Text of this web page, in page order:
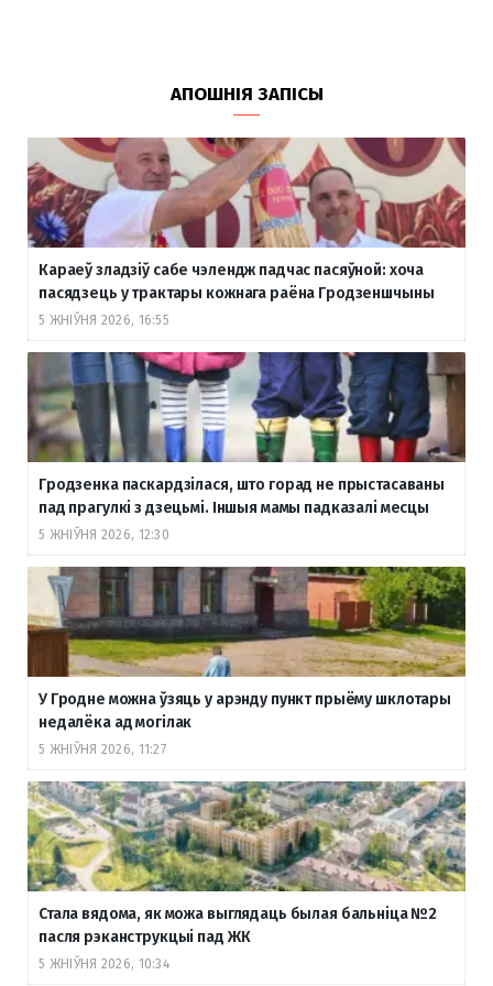
АПОШНІЯ ЗАПІСЫ
Караеў зладзіў сабе чэлендж падчас пасяўной: хоча
пасядзець у трактары кожнага раёна Гродзеншчыны
5 ЖНІЎНЯ 2026, 16:55
Гродзенка паскардзілася, што горад не прыстасаваны
пад прагулкі з дзецьмі. Іншыя мамы падказалі месцы
5 ЖНІЎНЯ 2026, 12:30
У Гродне можна ўзяць у арэнду пункт прыёму шклотары
недалёка ад могілак
5 ЖНІЎНЯ 2026, 11:27
Стала вядома, як можа выглядаць былая бальніца №2
пасля рэканструкцыі пад ЖК
5 ЖНІЎНЯ 2026, 10:34